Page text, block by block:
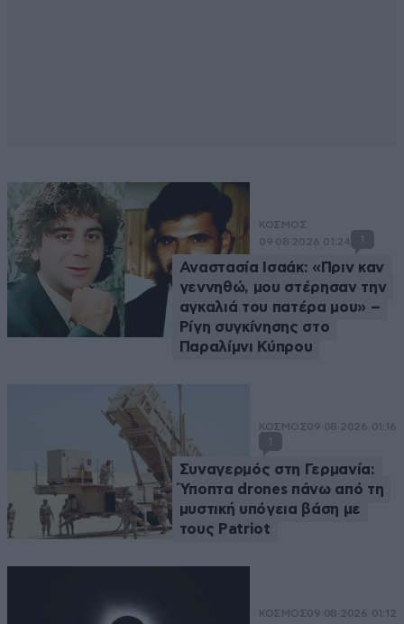
ΚΟΣΜΟΣ
09·08·2026 01:24
1
Αναστασία Ισαάκ: «Πριν καν
γεννηθώ, μου στέρησαν την
αγκαλιά του πατέρα μου» –
Ρίγη συγκίνησης στο
Παραλίμνι Κύπρου
ΚΟΣΜΟΣ09·08·2026 01:16
1
Συναγερμός στη Γερμανία:
Ύποπτα drones πάνω από τη
μυστική υπόγεια βάση με
τους Patriot
ΚΟΣΜΟΣ09·08·2026 01:12